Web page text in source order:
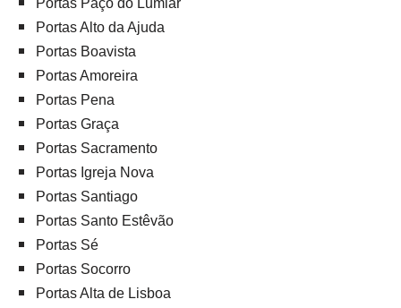
Portas Paço do Lumiar
Portas Alto da Ajuda
Portas Boavista
Portas Amoreira
Portas Pena
Portas Graça
Portas Sacramento
Portas Igreja Nova
Portas Santiago
Portas Santo Estêvão
Portas Sé
Portas Socorro
Portas Alta de Lisboa